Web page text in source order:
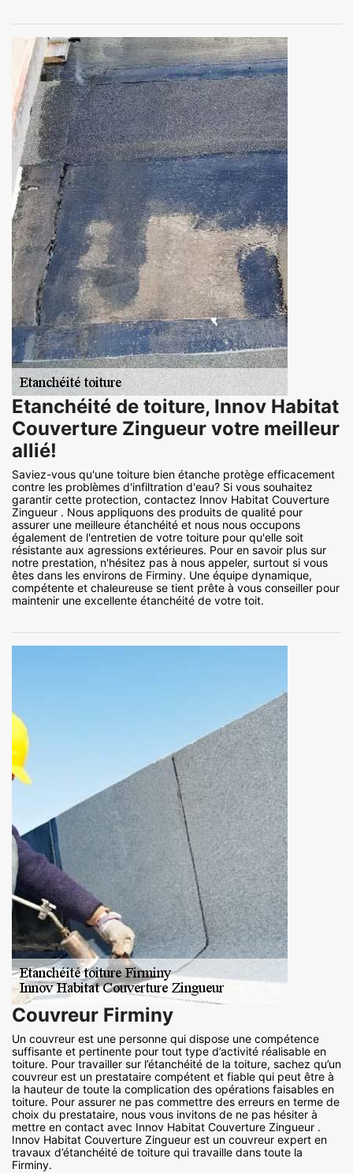
Etanchéité de toiture, Innov Habitat
Couverture Zingueur votre meilleur
allié!
Saviez-vous qu'une toiture bien étanche protège efficacement
contre les problèmes d'infiltration d'eau? Si vous souhaitez
garantir cette protection, contactez Innov Habitat Couverture
Zingueur . Nous appliquons des produits de qualité pour
assurer une meilleure étanchéité et nous nous occupons
également de l'entretien de votre toiture pour qu'elle soit
résistante aux agressions extérieures. Pour en savoir plus sur
notre prestation, n'hésitez pas à nous appeler, surtout si vous
êtes dans les environs de Firminy. Une équipe dynamique,
compétente et chaleureuse se tient prête à vous conseiller pour
maintenir une excellente étanchéité de votre toit.
Couvreur Firminy
Un couvreur est une personne qui dispose une compétence
suffisante et pertinente pour tout type d’activité réalisable en
toiture. Pour travailler sur l’étanchéité de la toiture, sachez qu’un
couvreur est un prestataire compétent et fiable qui peut être à
la hauteur de toute la complication des opérations faisables en
toiture. Pour assurer ne pas commettre des erreurs en terme de
choix du prestataire, nous vous invitons de ne pas hésiter à
mettre en contact avec Innov Habitat Couverture Zingueur .
Innov Habitat Couverture Zingueur est un couvreur expert en
travaux d’étanchéité de toiture qui travaille dans toute la
Firminy.